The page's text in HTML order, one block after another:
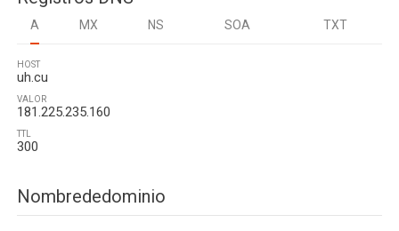
A MX NS SOA TXT
HOST
uh.cu
VALOR
181.225.235.160
TTL
300
Nombrededominio